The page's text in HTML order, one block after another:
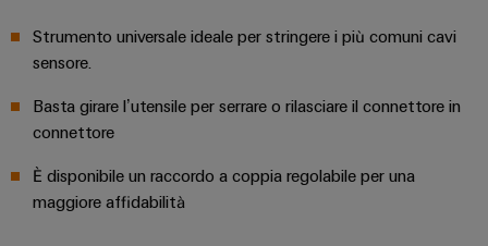
Strumento universale ideale per stringere i più comuni cavi
sensore.
Basta girare l’utensile per serrare o rilasciare il connettore in
connettore
È disponibile un raccordo a coppia regolabile per una
maggiore affidabilità